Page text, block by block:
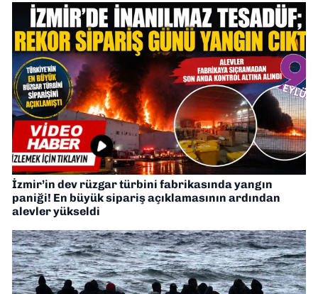
İzmir’in dev rüzgar türbini fabrikasında yangın
paniği! En büyük sipariş açıklamasının ardından
alevler yükseldi